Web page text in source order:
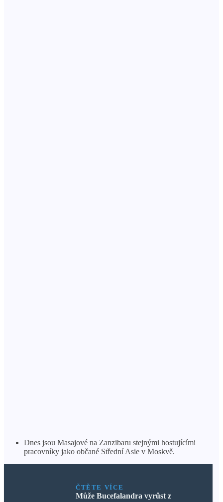
Dnes jsou Masajové na Zanzibaru stejnými hostujícími
pracovníky jako občané Střední Asie v Moskvě.
ČTĚTE VÍCE
Může Bucefalandra vyrůst z